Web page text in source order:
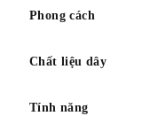
Phong cách
Chất liệu dây
Tính năng